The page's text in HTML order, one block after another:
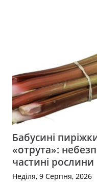
Бабусині
«отрута»:
частині рослини
Неділя, 9 Серпня, 2026